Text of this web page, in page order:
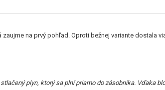
na prvý pohľad. Oproti bežnej variante dostala
plyn, ktorý sa plní priamo do zásobníka. Vďaka